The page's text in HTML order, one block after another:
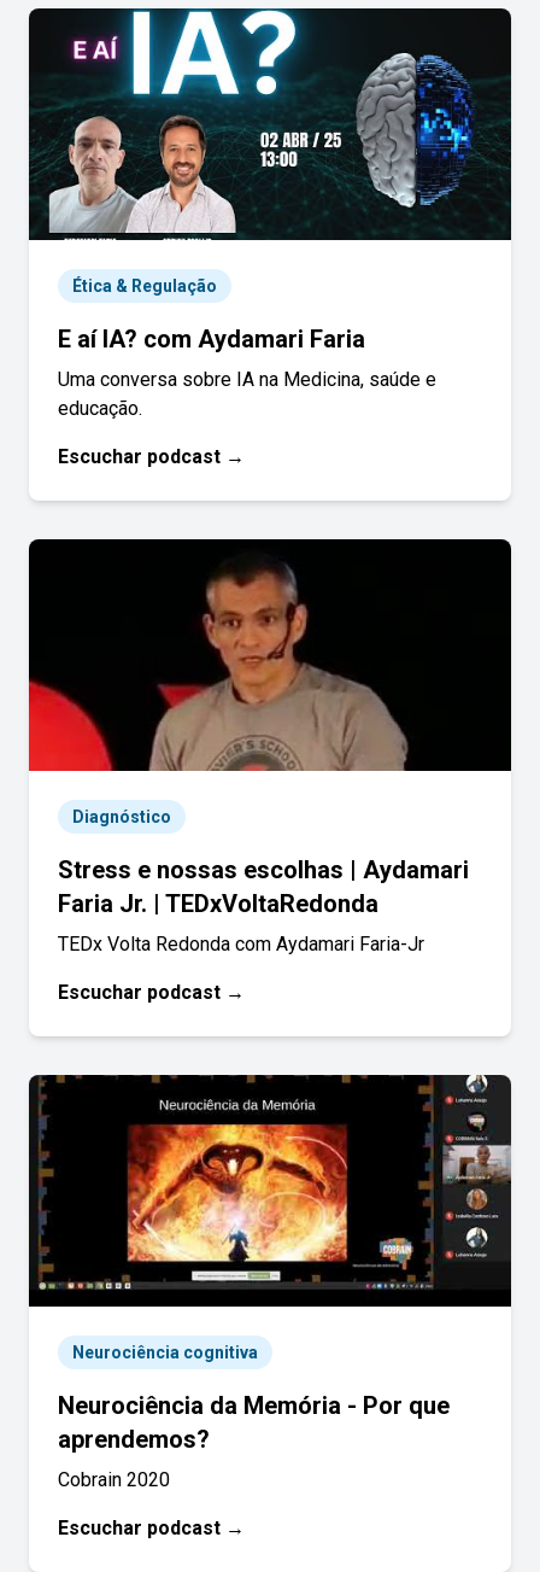
Ética & Regulação
E aí IA? com Aydamari Faria
Uma conversa sobre IA na Medicina, saúde e
educação.
Escuchar podcast →
Diagnóstico
Stress e nossas escolhas | Aydamari
Faria Jr. | TEDxVoltaRedonda
TEDx Volta Redonda com Aydamari Faria-Jr
Escuchar podcast →
Neurociência cognitiva
Neurociência da Memória - Por que
aprendemos?
Cobrain 2020
Escuchar podcast →